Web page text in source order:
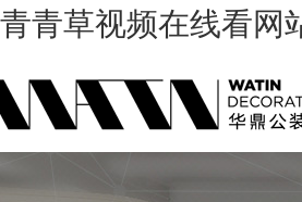
青青草视频在线看网